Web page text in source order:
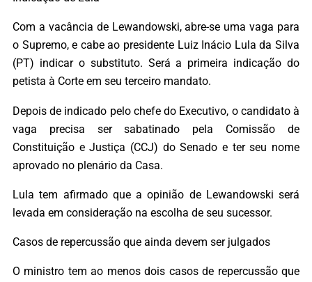
Com a vacância de Lewandowski, abre-se uma vaga para
o Supremo, e cabe ao presidente Luiz Inácio Lula da Silva
(PT) indicar o substituto. Será a primeira indicação do
petista à Corte em seu terceiro mandato.
Depois de indicado pelo chefe do Executivo, o candidato à
vaga precisa ser sabatinado pela Comissão de
Constituição e Justiça (CCJ) do Senado e ter seu nome
aprovado no plenário da Casa.
Lula tem afirmado que a opinião de Lewandowski será
levada em consideração na escolha de seu sucessor.
Casos de repercussão que ainda devem ser julgados
O ministro tem ao menos dois casos de repercussão que